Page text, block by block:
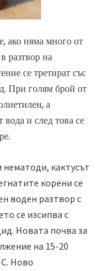
ако няма много от
разтвор на
се третират със
При голям брой от
а
и след това се
кактусът
корени се
воден разтвор с
се изсипва с
Новата почва за
на 15-20
Ново